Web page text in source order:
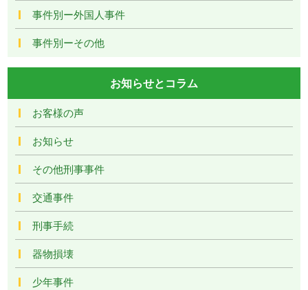
事件別ー外国人事件
事件別ーその他
お知らせとコラム
お客様の声
お知らせ
その他刑事事件
交通事件
刑事手続
器物損壊
少年事件